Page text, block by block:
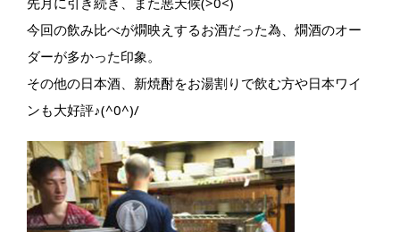
今回の飲み比べが燗映えするお酒だった為、燗酒のオー
ダーが多かった印象。
その他の日本酒、新焼酎をお湯割りで飲む方や日本ワイ
ンも大好評♪(^0^)/